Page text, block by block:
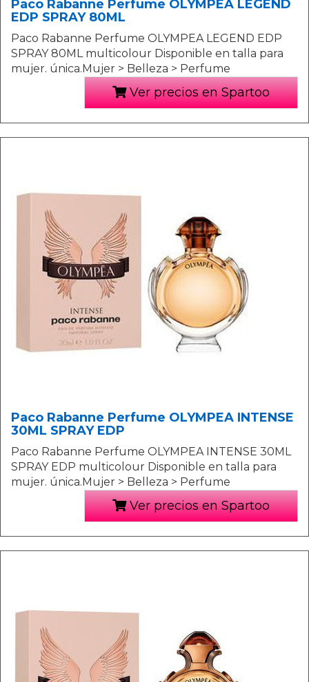
Paco Rabanne Perfume OLYMPEA LEGEND
EDP SPRAY 80ML
Paco Rabanne Perfume OLYMPEA LEGEND EDP
SPRAY 80ML multicolour Disponible en talla para
mujer. única.Mujer > Belleza > Perfume
Ver precios en Spartoo
Paco Rabanne Perfume OLYMPEA INTENSE
30ML SPRAY EDP
Paco Rabanne Perfume OLYMPEA INTENSE 30ML
SPRAY EDP multicolour Disponible en talla para
mujer. única.Mujer > Belleza > Perfume
Ver precios en Spartoo